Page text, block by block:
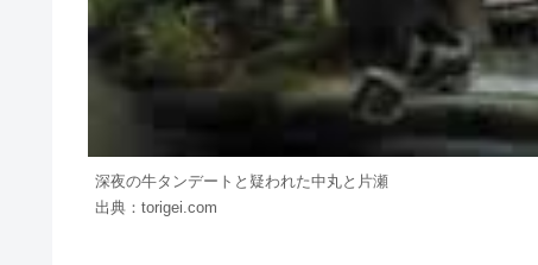
深夜の牛タンデートと疑われた中丸と片瀬
出典：torigei.com